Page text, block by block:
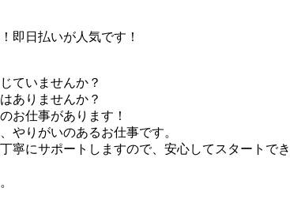
即日払いが人気です！
ていませんか？
ありませんか？
お仕事があります！
やりがいのあるお仕事です。
にサポートしますので、安心してスタートでき